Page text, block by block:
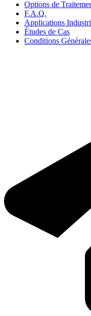
Options de
F.A.Q.
Applications
Études de Cas
Conditions